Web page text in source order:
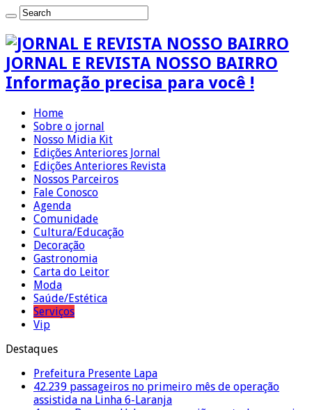
JORNAL E REVISTA NOSSO BAIRRO
Informação precisa para você !
Home
Sobre o jornal
Nosso Midia Kit
Edições Anteriores Jornal
Edições Anteriores Revista
Nossos Parceiros
Fale Conosco
Agenda
Comunidade
Cultura/Educação
Decoração
Gastronomia
Carta do Leitor
Moda
Saúde/Estética
Serviços
Vip
Destaques
Prefeitura Presente Lapa
42.239 passageiros no primeiro mês de operação
assistida na Linha 6-Laranja